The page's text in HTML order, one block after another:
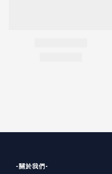
-關於我們-